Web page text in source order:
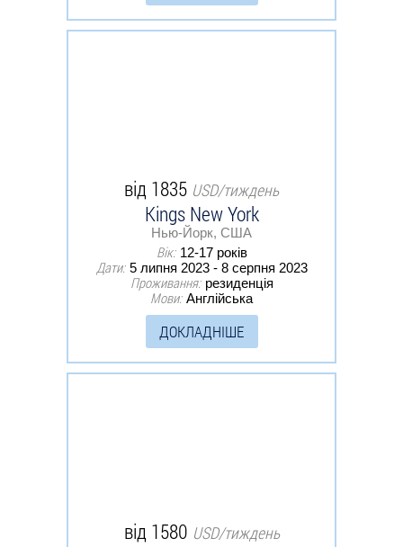
від 1835 USD/тиждень
Kings New York
Нью-Йорк, США
Вік: 12-17 років
Дати: 5 липня 2023 - 8 серпня 2023
Проживання: резиденція
Мови: Англійська
ДОКЛАДНІШЕ
від 1580 USD/тиждень